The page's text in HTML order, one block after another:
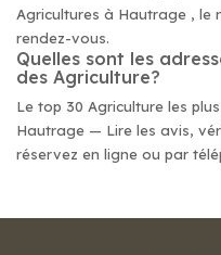
Agricultures à Hautrage , le
rendez-vous.
Quelles sont les
des Agriculture?
Le top 30 Agriculture les
Hautrage — Lire les avis,
réservez en ligne ou par